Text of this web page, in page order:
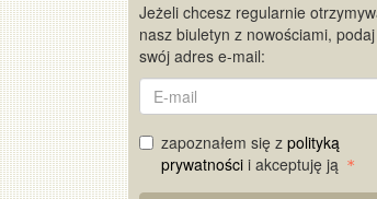
Jeżeli chcesz regularnie
nasz biuletyn z nowościami, podaj
swój adres e-mail:
E-
mail
zapoznałem się z polityką
prywatności i akceptuję ją